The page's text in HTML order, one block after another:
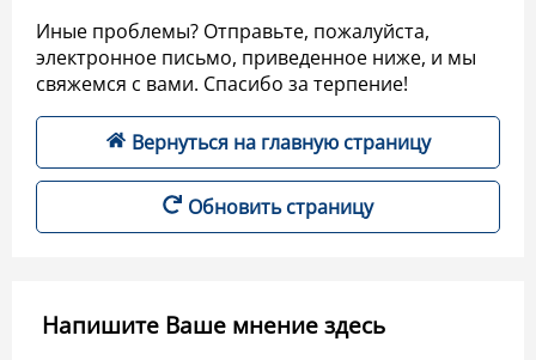
Иные проблемы? Отправьте, пожалуйста,
электронное письмо, приведенное ниже, и мы
свяжемся с вами. Спасибо за терпение!
Вернуться на главную страницу
Обновить страницу
Напишите Ваше мнение здесь